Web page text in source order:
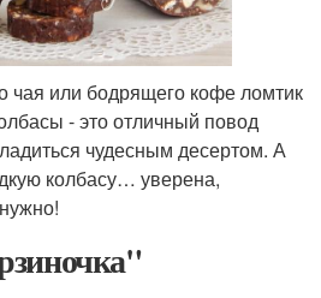
чая или бодрящего кофе ломтик
- это отличный повод
чудесным десертом. А
колбасу… уверена,